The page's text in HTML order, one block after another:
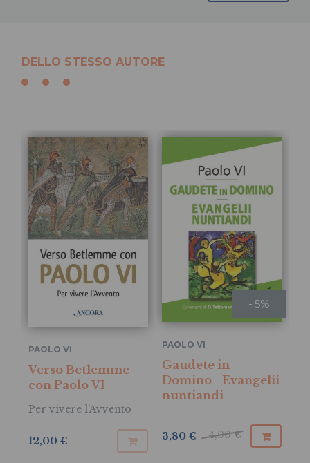
DELLO STESSO AUTORE
PAOLO VI
Verso Betlemme
con Paolo VI
Per vivere l'Avvento
12,00 €
- 5%
PAOLO VI
Gaudete in
Domino - Evangelii
nuntiandi
4,00 €
3,80 €